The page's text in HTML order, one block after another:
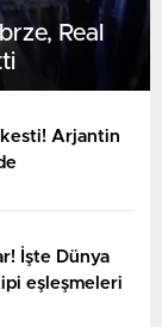
Real
Arjantin
İşte Dünya
eşleşmeleri